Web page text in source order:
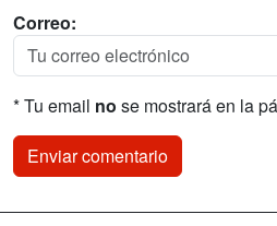
Correo:
* Tu email no se mostrará en la